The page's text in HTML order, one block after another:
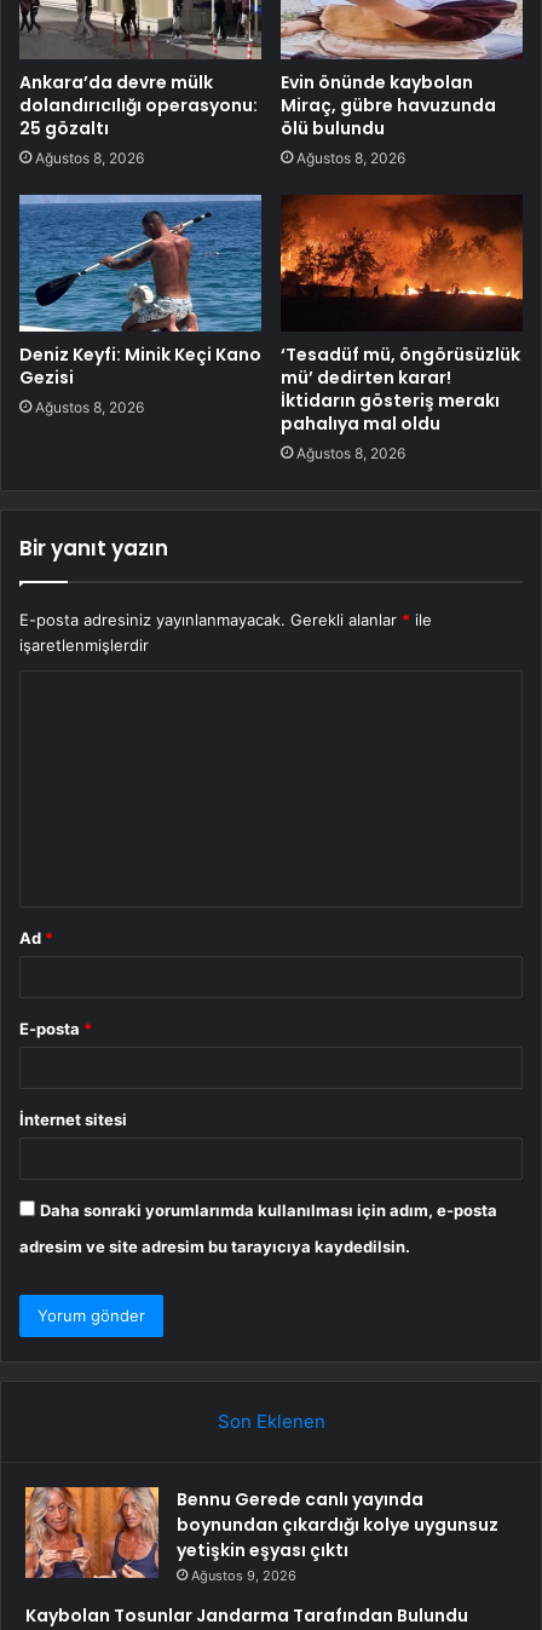
Ankara’da devre mülk
dolandırıcılığı operasyonu:
25 gözaltı
Ağustos 8, 2026
Evin önünde kaybolan
Miraç, gübre havuzunda
ölü bulundu
Ağustos 8, 2026
Deniz Keyfi: Minik Keçi Kano
Gezisi
Ağustos 8, 2026
‘Tesadüf mü, öngörüsüzlük
mü’ dedirten karar!
İktidarın gösteriş merakı
pahalıya mal oldu
Ağustos 8, 2026
Bir yanıt yazın
E-posta adresiniz yayınlanmayacak. Gerekli alanlar * ile
işaretlenmişlerdir
Ad *
E-posta *
İnternet sitesi
Daha sonraki yorumlarımda kullanılması için adım, e-posta
adresim ve site adresim bu tarayıcıya kaydedilsin.
Son Eklenen
Bennu Gerede canlı yayında
boynundan çıkardığı kolye uygunsuz
yetişkin eşyası çıktı
Ağustos 9, 2026
Kaybolan Tosunlar Jandarma Tarafından Bulundu